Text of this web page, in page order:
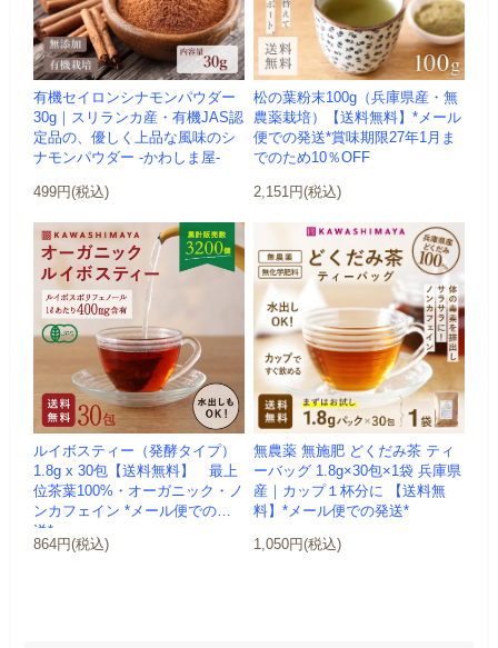
有機セイロンシナモンパウダー
30g｜スリランカ産・有機JAS認
定品の、優しく上品な風味のシ
ナモンパウダー -かわしま屋-
499円(税込)
松の葉粉末100g（兵庫県産・無
農薬栽培）【送料無料】*メール
便での発送*賞味期限27年1月ま
でのため10％OFF
2,151円(税込)
ルイボスティー（発酵タイプ）
1.8g x 30包【送料無料】 最上
位茶葉100%・オーガニック・ノ
ンカフェイン *メール便での発
送*
864円(税込)
無農薬 無施肥 どくだみ茶 ティ
ーバッグ 1.8g×30包×1袋 兵庫県
産｜カップ１杯分に 【送料無
料】*メール便での発送*
1,050円(税込)